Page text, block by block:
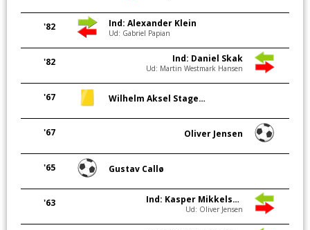
'82 Ind: Alexander Klein
Ud: Gabriel Papian
'82 Ind: Daniel Skak
Ud: Martin Westmark Hansen
'67 Wilhelm Aksel Stage Olesen
'67 Oliver Jensen
'65 Gustav Callø
'63 Ind: Kasper Mikkelsen
Ud: Oliver Jensen